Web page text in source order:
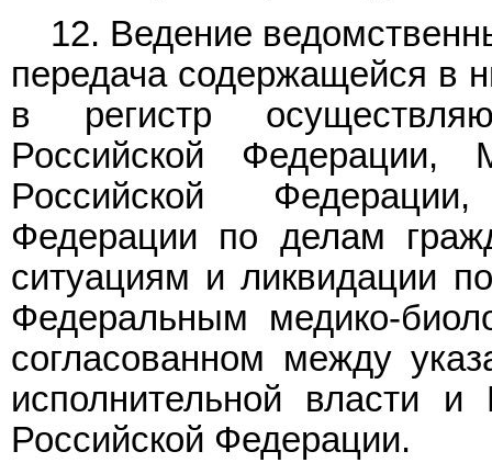
12. Ведение
передача содержащейся в
в регистр
Российской Федерации,
Российской
Федерации по делам
ситуациям и ликвидации
Федеральным медико-
согласованном между
исполнительной власти и
Российской Федерации.